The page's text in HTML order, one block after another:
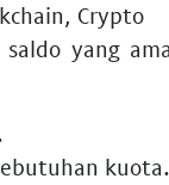
Crypto
saldo yang
kuota.